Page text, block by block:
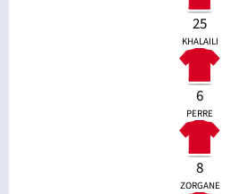
25
KHALAILI
6
PERRE
8
ZORGANE